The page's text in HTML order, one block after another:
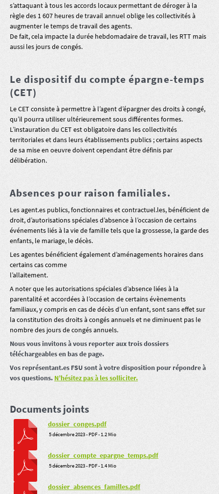
s’attaquant à tous les accords locaux permettant de déroger à la
règle des 1 607 heures de travail annuel oblige les collectivités à
augmenter le temps de travail des agents.
De fait, cela impacte la durée hebdomadaire de travail, les RTT mais
aussi les jours de congés.
Le dispositif du compte épargne-temps
(CET)
Le CET consiste à permettre à l’agent d’épargner des droits à congé,
qu’il pourra utiliser ultérieurement sous différentes formes.
L’instauration du CET est obligatoire dans les collectivités
territoriales et dans leurs établissements publics ; certains aspects
de sa mise en oeuvre doivent cependant être définis par
délibération.
Absences pour raison familiales.
Les agent.es publics, fonctionnaires et contractuel.les, bénéficient de
droit, d’autorisations spéciales d’absence à l’occasion de certains
événements liés à la vie de famille tels que la grossesse, la garde des
enfants, le mariage, le décès.
Les agentes bénéficient également d’aménagements horaires dans
certains cas comme
l’allaitement.
A noter que les autorisations spéciales d’absence liées à la
parentalité et accordées à l’occasion de certains évènements
familiaux, y compris en cas de décès d’un enfant, sont sans effet sur
la constitution des droits à congés annuels et ne diminuent pas le
nombre des jours de congés annuels.
Nous vous invitons à vous reporter aux trois dossiers
téléchargeables en bas de page.
Vos représentant.es FSU sont à votre disposition pour répondre à
vos questions. N’hésitez pas à les solliciter.
Documents joints
dossier_conges.pdf
5 décembre 2023- PDF-1.2 Mio
dossier_compte_epargne_temps.pdf
5 décembre 2023- PDF-1.4 Mio
dossier_absences_familles.pdf